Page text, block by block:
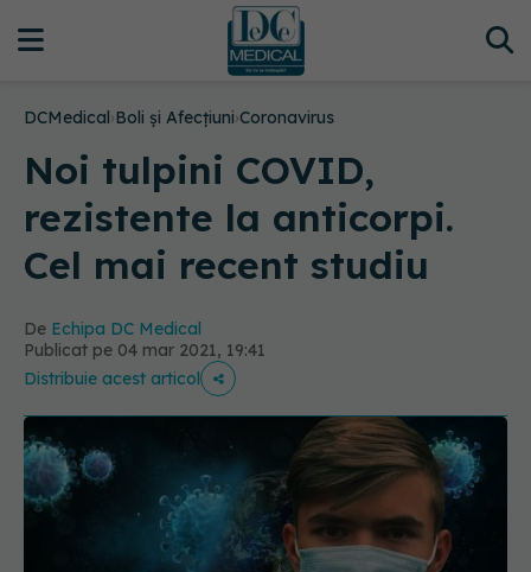
DCMedical›Boli și Afecțiuni›Coronavirus
Noi tulpini COVID,
rezistente la anticorpi.
Cel mai recent studiu
De Echipa DC Medical
Publicat pe 04 mar 2021, 19:41
Distribuie acest articol